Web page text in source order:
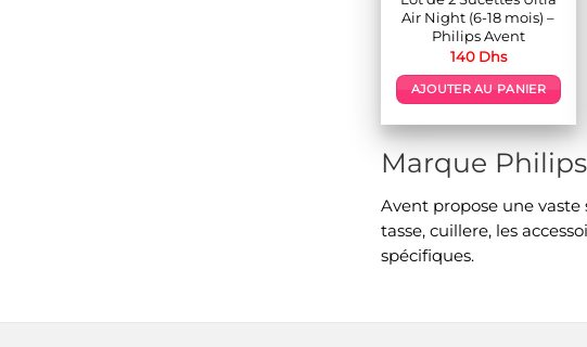
Air Night (6-18 mois) –
Philips Avent
140 Dhs
AJOUTER AU PANIER
Marque
Avent propose une
tasse, cuillere, les
spécifiques.